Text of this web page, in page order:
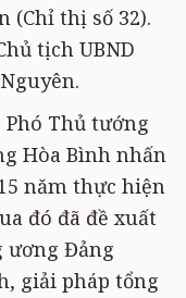
(Chỉ thị số 32).
tịch UBND
Thủ tướng
Hòa Bình nhấn
năm thực hiện
đó đã đề xuất
ương Đảng
giải pháp tổng